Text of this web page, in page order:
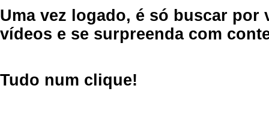
Uma vez logado, é só buscar por
vídeos e se surpreenda com
Tudo num clique!